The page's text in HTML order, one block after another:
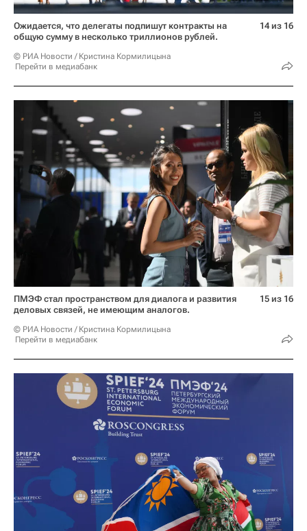
Ожидается, что делегаты подпишут контракты на
общую сумму в несколько триллионов рублей.
© РИА Новости / Кристина Кормилицына
Перейти в медиабанк
14 из 16
ПМЭФ стал пространством для диалога и развития
деловых связей, не имеющим аналогов.
© РИА Новости / Кристина Кормилицына
Перейти в медиабанк
15 из 16